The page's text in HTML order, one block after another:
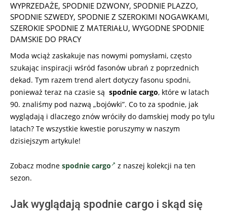
WYPRZEDAŻE, SPODNIE DZWONY, SPODNIE PLAZZO,
SPODNIE SZWEDY, SPODNIE Z SZEROKIMI NOGAWKAMI,
SZEROKIE SPODNIE Z MATERIAŁU, WYGODNE SPODNIE
DAMSKIE DO PRACY
Moda wciąż zaskakuje nas nowymi pomysłami, często
szukając inspiracji wśród fasonów ubrań z poprzednich
dekad. Tym razem trend alert dotyczy fasonu spodni,
ponieważ teraz na czasie są spodnie cargo, które w latach
90. znaliśmy pod nazwą „bojówki”. Co to za spodnie, jak
wyglądają i dlaczego znów wróciły do damskiej mody po tylu
latach? Te wszystkie kwestie poruszymy w naszym
dzisiejszym artykule!
Zobacz modne spodnie cargo
z naszej kolekcji na ten
sezon.
Jak wyglądają spodnie cargo i skąd się